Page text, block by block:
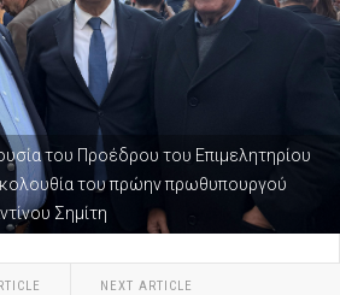
του Προέδρου του Επιμελητηρίου
του πρώην πρωθυπουργού
Σημίτη
NEXT ARTICLE